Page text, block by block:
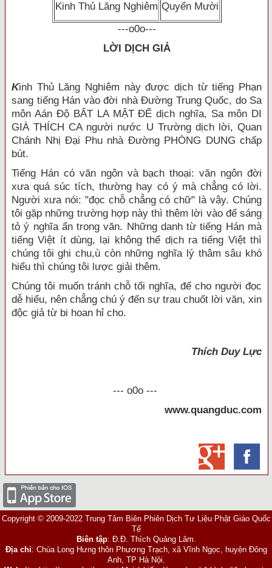
Kinh Thủ Lăng Nghiêm Quyển Mười
---o0o---
LỜI DỊCH GIẢ
Kinh Thủ Lăng Nghiêm này được dịch từ tiếng Phạn
sang tiếng Hán vào đời nhà Đường Trung Quốc, do Sa
môn Aán Độ BẤT LA MẬT ĐẾ dịch nghĩa, Sa môn DI
GIÀ THÍCH CA người nước U Trường dịch lời, Quan
Chánh Nhị Đại Phu nhà Đường PHÒNG DUNG chấp
bút.
Tiếng Hán có văn ngôn và bạch thoại: văn ngôn đời
xưa quá súc tích, thường hay có ý mà chẳng có lời.
Người xưa nói: "đọc chỗ chẳng có chữ" là vậy. Chúng
tôi gặp những trường hợp này thì thêm lời vào để sáng
tỏ ý nghĩa ẩn trong văn. Những danh từ tiếng Hán mà
tiếng Việt ít dùng, lại không thể dịch ra tiếng Việt thì
chúng tôi ghi chu,ù còn những nghĩa lý thâm sâu khó
hiểu thì chúng tôi lược giải thêm.
Chúng tôi muốn tránh chỗ tối nghĩa, để cho người đọc
dễ hiểu, nên chẳng chú ý đến sự trau chuốt lời văn, xin
độc giả từ bi hoan hỉ cho.
Thích Duy Lực
--- o0o ---
www.quangduc.com
Copyright © 2009-2022 Trung Tâm Biên Phiên Dịch Tư Liệu Phật Giáo Quốc
Tế
Biên tập: Đ.Đ. Thích Quảng Lâm.
Địa chỉ: Chùa Long Hưng thôn Phương Trạch, xã Vĩnh Ngọc, huyện Đông
Anh, TP Hà Nội.